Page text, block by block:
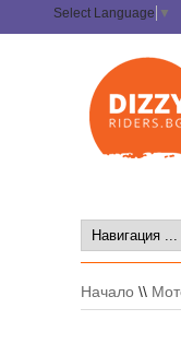
Select Language ▼
Начало \\